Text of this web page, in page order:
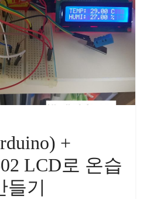
+
LCD로 온습
기